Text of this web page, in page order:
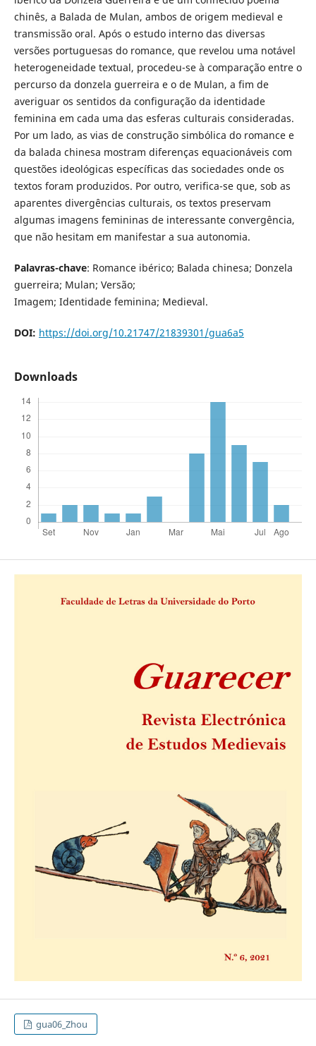
chinês, a Balada de Mulan, ambos de origem medieval e
transmissão oral. Após o estudo interno das diversas
versões portuguesas do romance, que revelou uma notável
heterogeneidade textual, procedeu-se à comparação entre o
percurso da donzela guerreira e o de Mulan, a fim de
averiguar os sentidos da configuração da identidade
feminina em cada uma das esferas culturais consideradas.
Por um lado, as vias de construção simbólica do romance e
da balada chinesa mostram diferenças equacionáveis com
questões ideológicas específicas das sociedades onde os
textos foram produzidos. Por outro, verifica-se que, sob as
aparentes divergências culturais, os textos preservam
algumas imagens femininas de interessante convergência,
que não hesitam em manifestar a sua autonomia.
Palavras-chave: Romance ibérico; Balada chinesa; Donzela
guerreira; Mulan; Versão;
Imagem; Identidade feminina; Medieval.
DOI: https://doi.org/10.21747/21839301/gua6a5
Downloads
gua06_Zhou